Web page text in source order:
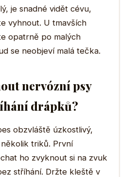
je snadné vidět cévu,
vyhnout. U tmavších
opatrně po malých
se neobjeví malá tečka.
nervózní psy
drápků?
obzvláště úzkostlivý,
triků. První
ho zvyknout si na zvuk
stříhání. Držte kleště v